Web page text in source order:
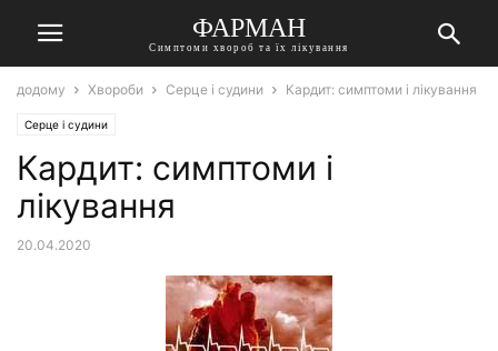
ФАРМАН
Симптоми хвороб та їх лікування
додому Хвороби Серце і судини Кардит: симптоми і лікування
Серце і судини
Кардит: симптоми і
лікування
20.04.2020